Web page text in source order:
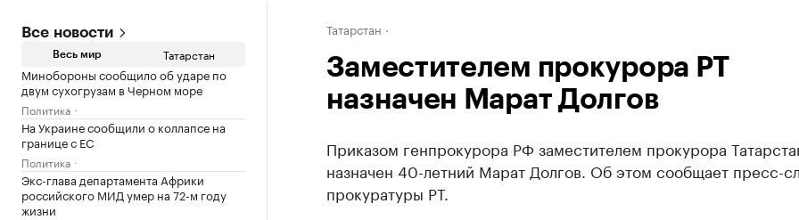
Все новости
Весь мир Татарстан
Минобороны сообщило об ударе по
двум сухогрузам в Черном море
Политика
На Украине сообщили о коллапсе на
границе с ЕС
Политика
Экс-глава департамента Африки
российского МИД умер на 72-м году
жизни
Татарстан
Заместителем прокурора РТ
назначен Марат Долгов
Приказом генпрокурора РФ заместителем прокурора
назначен 40-летний Марат Долгов. Об этом сообщает пресс-
прокуратуры РТ.